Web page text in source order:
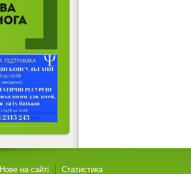
Нове на сайті Статистика